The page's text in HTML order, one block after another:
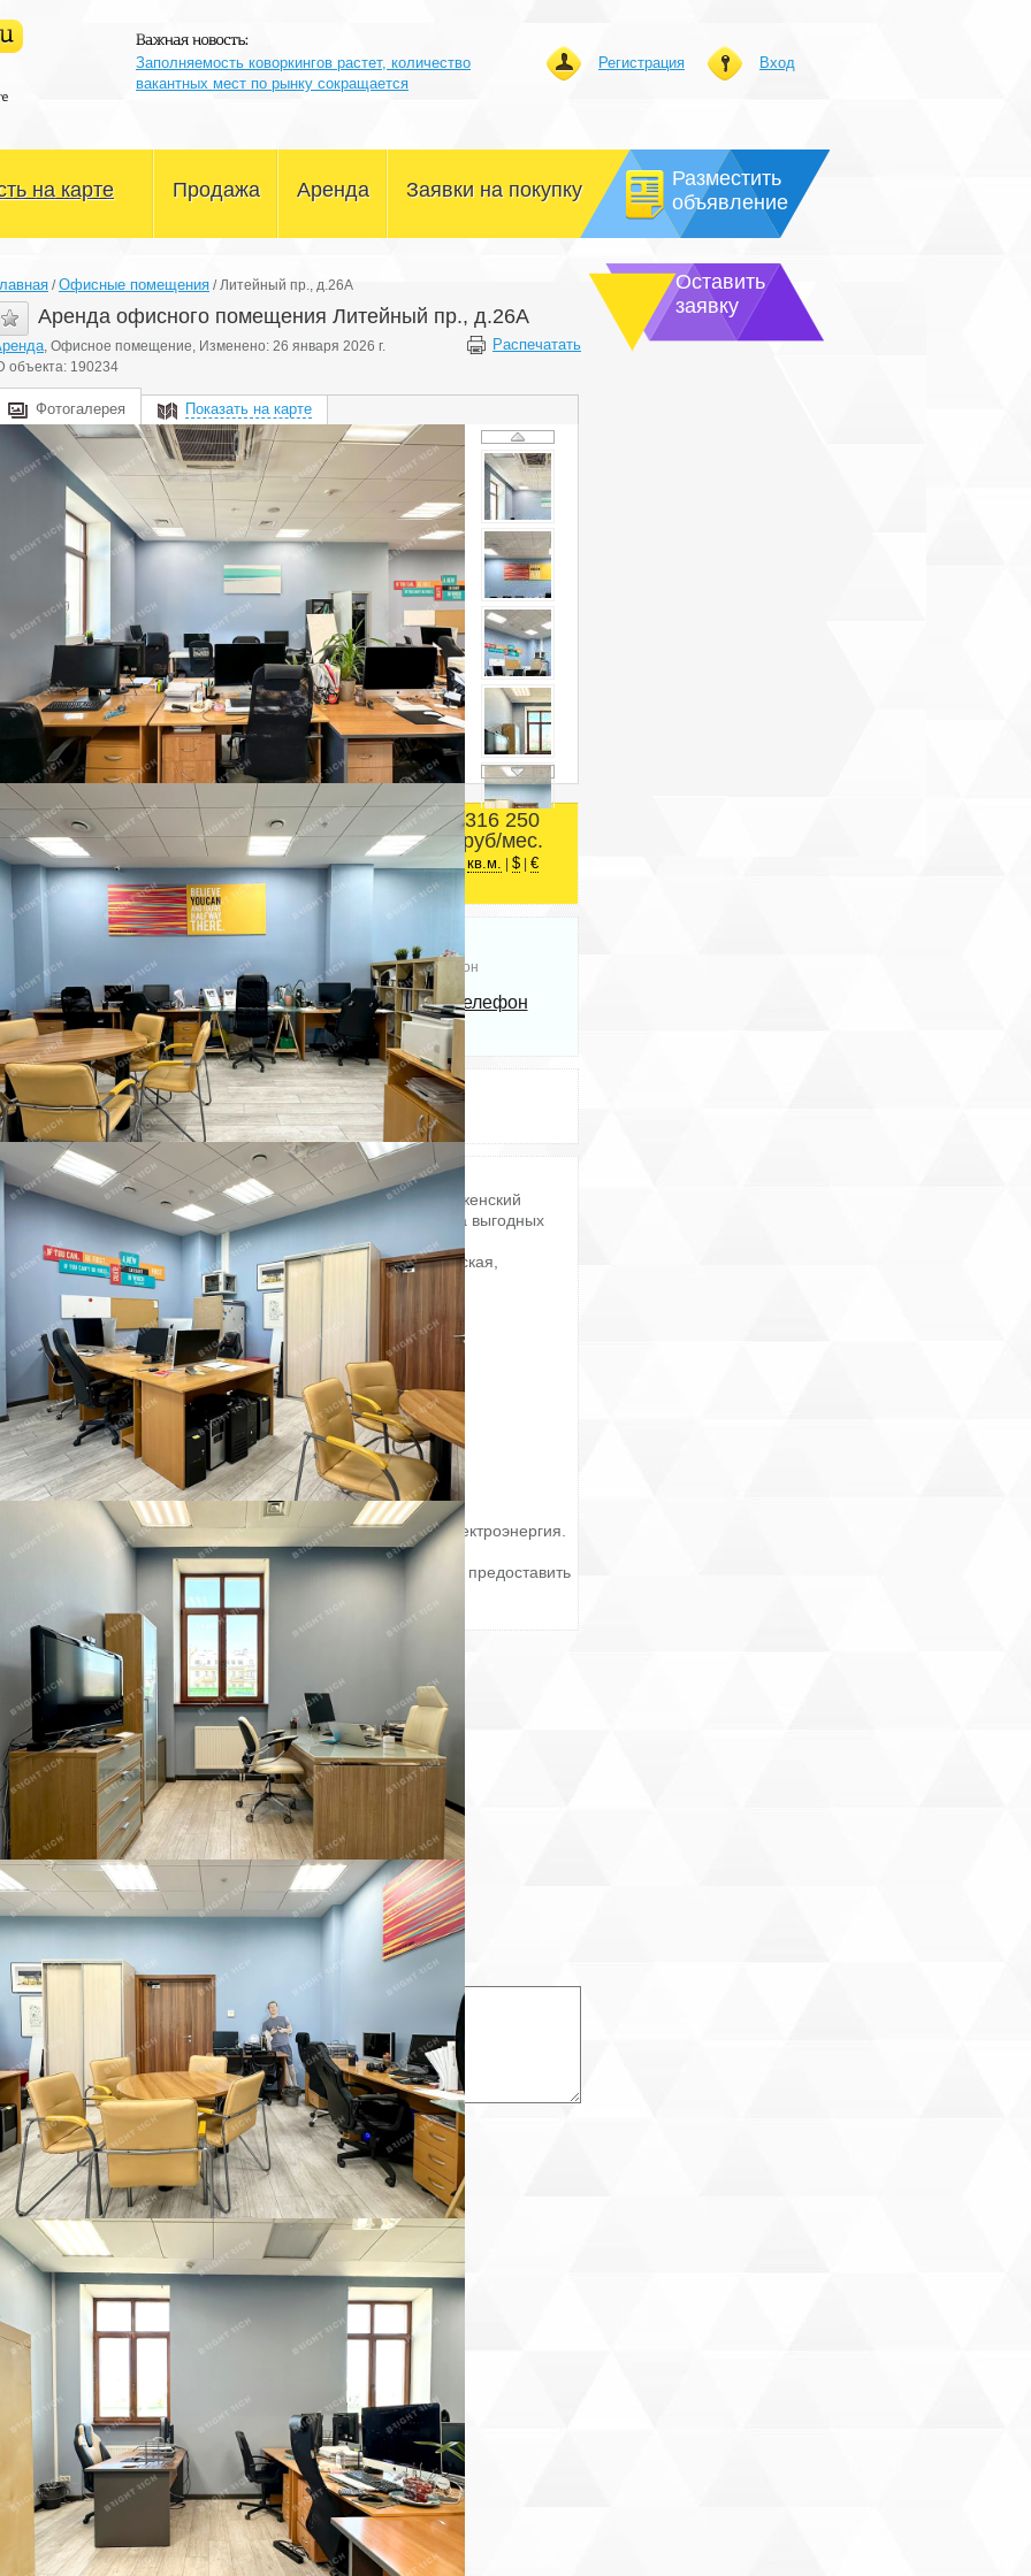
Заполняемость коворкингов растет, количество
вакантных мест по рынку сокращается
Вход
Регистрация
на карте Продажа
Склады и производство
Магазины и сфера услуг
Здания и участки
Другое
Аренда
Склады и производство
Магазины и сфера услуг
Здания и участки
Другое
Заявки на покупку
Разместить
объявление
/Офисные помещения /Литейный пр., д.26А
Аренда офисного помещения Литейный пр., д.26А
, Офисное помещение, Изменено: 26 января 2026 г. Распечатать
объекта: 190234
Фотогалерея Показать на карте
Центральный район
ст.м. Чернышевская
Площадь
126.5 м 2
316 250
руб/мес.
кв.м. $| €
Bright Rich | CORFAC
International
Телефон
Показать телефон
Электричество: есть
Отопление: есть
Интернет: есть
Состояние ремонта: Отличное
Этаж: 4
Этажей всего: 6
Снять, арендовать офисное помещение:
Офисное помещение 126.5 кв. м в бизнес-центре «Преображенский
Двор». Объект скоро освободится. Успейте забронировать на выгодных
условиях. Готовность ко въезду уточняется по запросу.
Район: Центральный. Ближайшие станции метро: Чернышевская,
Маяковская, Достоевская.
Характеристики:
- Класс: A;
- Арендопригодная площадь: 20100;
- Код налоговой: 41;
- Высота потолков: 2.7 м, 3.3 м;
- Наличие лифта: Есть;
- Кол-во мест подземного паркинга: 155;
- Интернет-провайдеры: Эр-Телеком (Дом. ru).
Арендная ставка: 2 500 руб. /кв. м в месяц.
Финансовые условия:
- В стоимость включено: OPEX, Коммунальные услуги, НДС;
- Оплачивается отдельно: Интернет, Телефония, Уборка, Электроэнергия.
Без комиссии и скрытых платежей для арендатора.
Готовы оперативно организовать просмотр в удобное время, предоставить
PDF-презентацию и план.
ID = c_1780785.
Пожаловаться на объявление
Продано
Несуществующий объект
Неверная цена
Неверный адрес
Не дозвониться
Другая причина
Связаться с продавцом
Следить за объектом
с продавцом
*
комментарий:
звонок продавца
имя:
телефон:
Оставить
заявку